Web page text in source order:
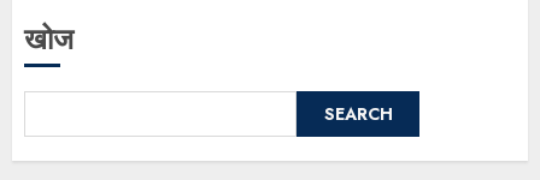
खोज
SEARCH